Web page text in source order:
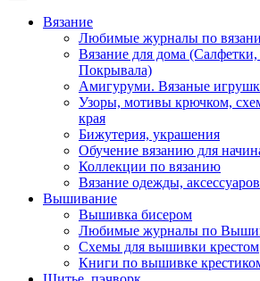
Вязание
Любимые журналы по
Вязание для дома
Покрывала)
Амигуруми. Вязаные
Узоры, мотивы крючком,
края
Бижутерия, украшения
Обучение вязанию для
Коллекции по вязанию
Вязание одежды, аксессуаров
Вышивание
Вышивка бисером
Любимые журналы по
Схемы для вышивки крестом
Книги по вышивке